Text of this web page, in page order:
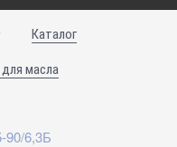
Каталог
масла
90/6,3Б